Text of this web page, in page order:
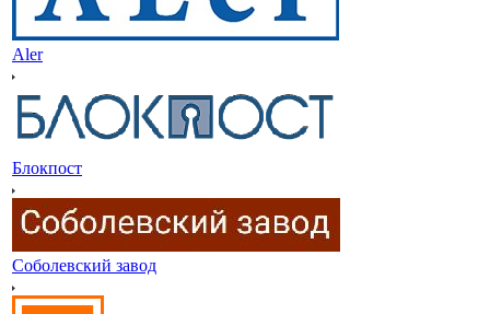
Aler
Блокпост
Соболевский завод